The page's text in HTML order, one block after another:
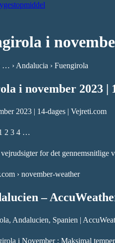
i
› Andalucia › Fuengirola
i november 2023 |
2023 | 14-dages | Vejreti.com
1 2 3 4 …
for det
› november-weather
–
Andalucien, Spanien |
i November ; Maksimal